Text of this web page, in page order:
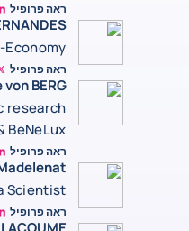
ראה פרופיל
Bernard Aw Linkedin
Twitter
Economy
ראה פרופיל
Bruno Fernandes
linkedin
BERG
research
BeNeLux
ראה פרופילvon berg linkedin
Scientist
ראה פרופיל
Erwan Madelenat